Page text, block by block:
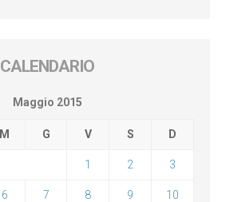
CALENDARIO
Maggio 2015
M G V S D
1 2 3
6 7 8 9 10